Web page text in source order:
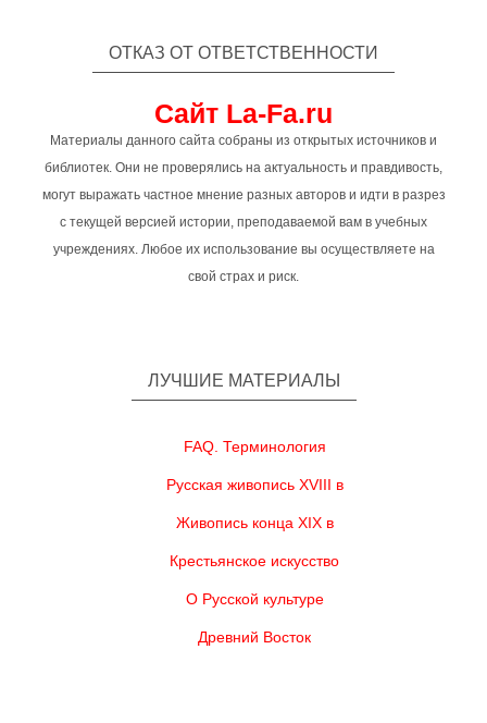
ОТКАЗ ОТ ОТВЕТСТВЕННОСТИ
Сайт La-Fa.ru
Материалы данного сайта собраны из открытых источников и
библиотек. Они не проверялись на актуальность и правдивость,
могут выражать частное мнение разных авторов и идти в разрез
с текущей версией истории, преподаваемой вам в учебных
учреждениях. Любое их использование вы осуществляете на
свой страх и риск.
ЛУЧШИЕ МАТЕРИАЛЫ
FAQ. Терминология
Русская живопись XVIII в
Живопись конца XIX в
Крестьянское искусство
О Русской культуре
Древний Восток